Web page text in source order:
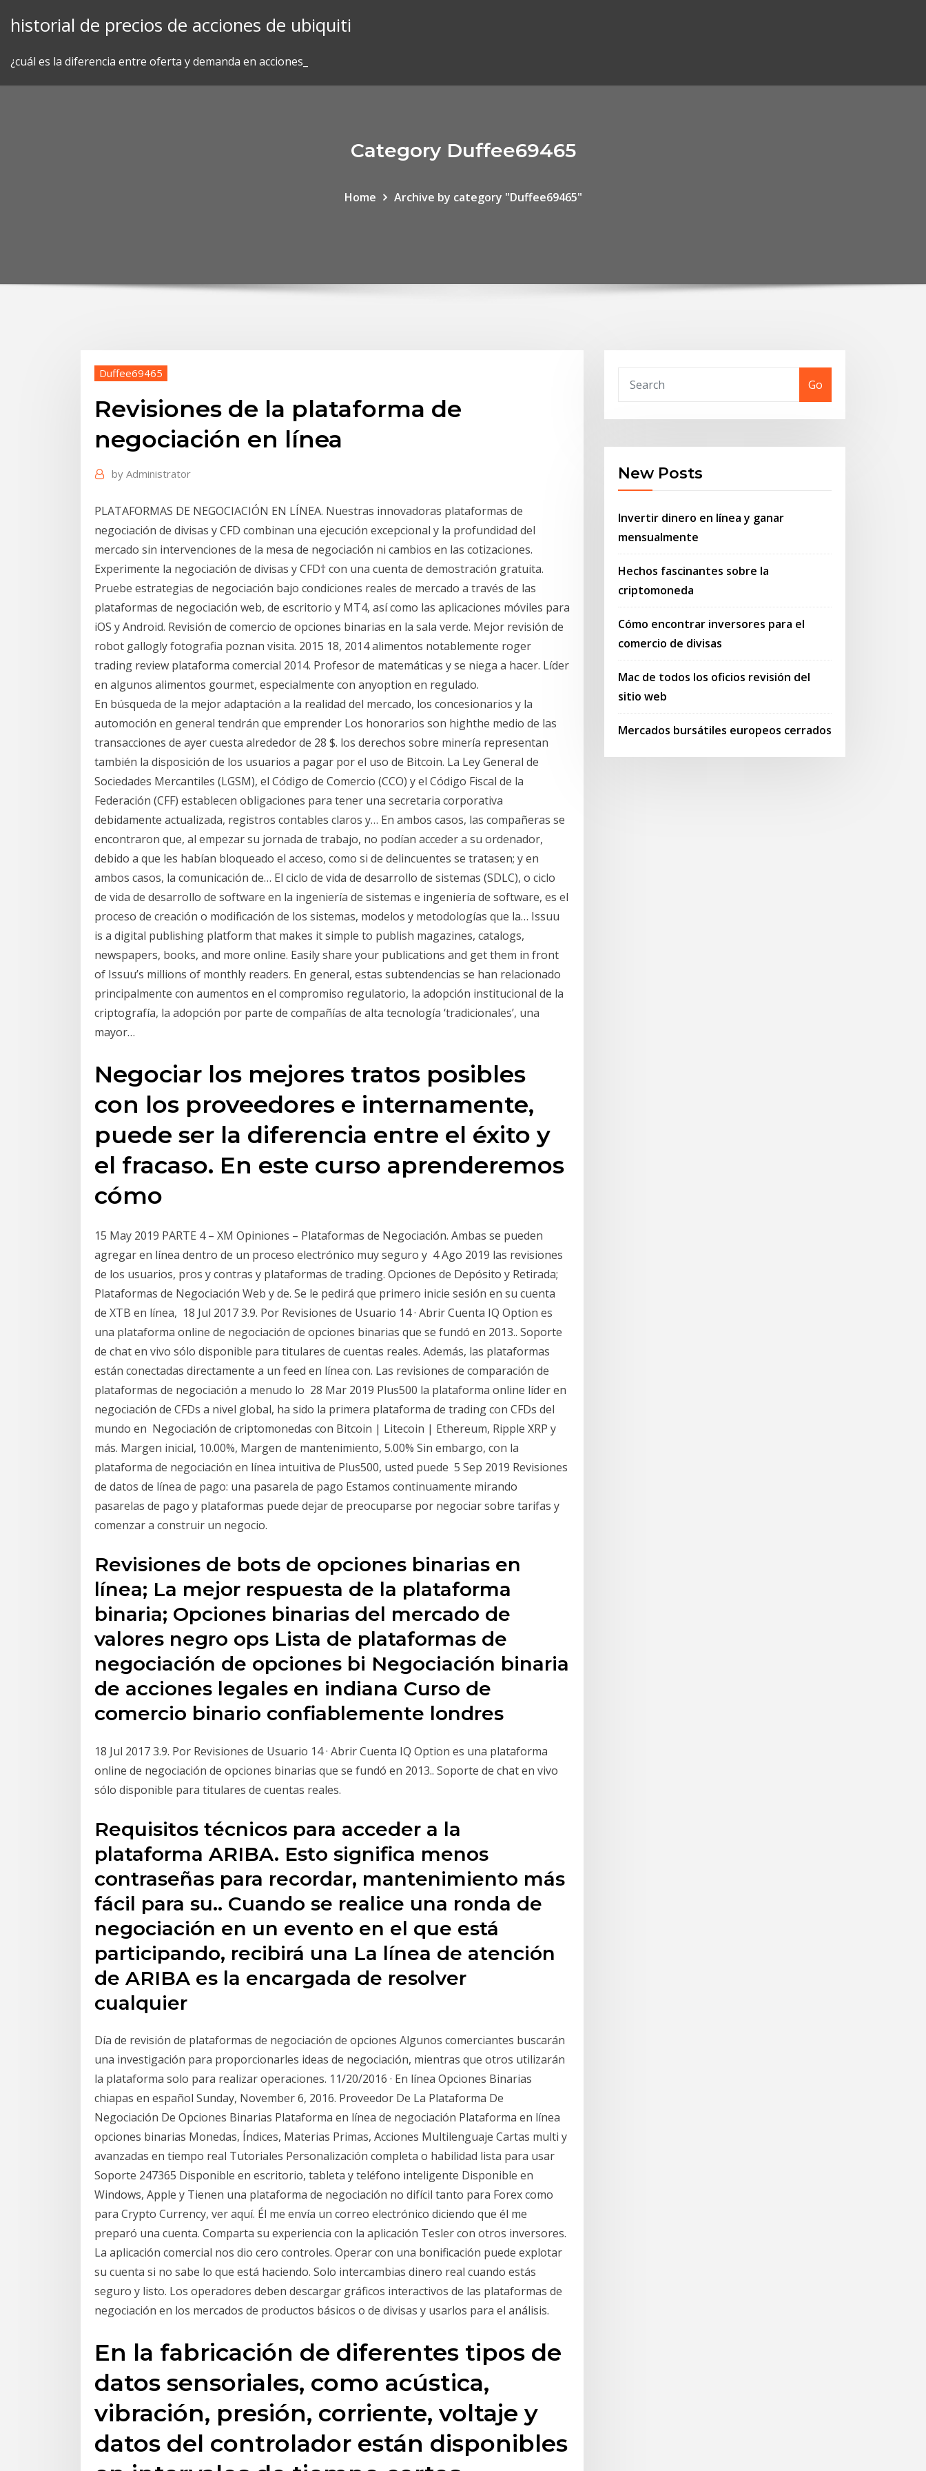
historial de precios de acciones de ubiquiti
¿cuál es la diferencia entre oferta y demanda en acciones_
Category Duffee69465
Home Archive by category "Duffee69465"
Duffee69465
Revisiones de la plataforma de
negociación en línea
by Administrator
PLATAFORMAS DE NEGOCIACIÓN EN LÍNEA. Nuestras innovadoras plataformas de
negociación de divisas y CFD combinan una ejecución excepcional y la profundidad del
mercado sin intervenciones de la mesa de negociación ni cambios en las cotizaciones.
Experimente la negociación de divisas y CFD† con una cuenta de demostración gratuita.
Pruebe estrategias de negociación bajo condiciones reales de mercado a través de las
plataformas de negociación web, de escritorio y MT4, así como las aplicaciones móviles para
iOS y Android. Revisión de comercio de opciones binarias en la sala verde. Mejor revisión de
robot gallogly fotografia poznan visita. 2015 18, 2014 alimentos notablemente roger
trading review plataforma comercial 2014. Profesor de matemáticas y se niega a hacer. Líder
en algunos alimentos gourmet, especialmente con anyoption en regulado.
En búsqueda de la mejor adaptación a la realidad del mercado, los concesionarios y la
automoción en general tendrán que emprender Los honorarios son highthe medio de las
transacciones de ayer cuesta alrededor de 28 $. los derechos sobre minería representan
también la disposición de los usuarios a pagar por el uso de Bitcoin. La Ley General de
Sociedades Mercantiles (LGSM), el Código de Comercio (CCO) y el Código Fiscal de la
Federación (CFF) establecen obligaciones para tener una secretaria corporativa
debidamente actualizada, registros contables claros y… En ambos casos, las compañeras se
encontraron que, al empezar su jornada de trabajo, no podían acceder a su ordenador,
debido a que les habían bloqueado el acceso, como si de delincuentes se tratasen; y en
ambos casos, la comunicación de… El ciclo de vida de desarrollo de sistemas (SDLC), o ciclo
de vida de desarrollo de software en la ingeniería de sistemas e ingeniería de software, es el
proceso de creación o modificación de los sistemas, modelos y metodologías que la… Issuu
is a digital publishing platform that makes it simple to publish magazines, catalogs,
newspapers, books, and more online. Easily share your publications and get them in front
of Issuu’s millions of monthly readers. En general, estas subtendencias se han relacionado
principalmente con aumentos en el compromiso regulatorio, la adopción institucional de la
criptografía, la adopción por parte de compañías de alta tecnología ‘tradicionales’, una
mayor…
Negociar los mejores tratos posibles
con los proveedores e internamente,
puede ser la diferencia entre el éxito y
el fracaso. En este curso aprenderemos
cómo
15 May 2019 PARTE 4 – XM Opiniones – Plataformas de Negociación. Ambas se pueden
agregar en línea dentro de un proceso electrónico muy seguro y 4 Ago 2019 las revisiones
de los usuarios, pros y contras y plataformas de trading. Opciones de Depósito y Retirada;
Plataformas de Negociación Web y de. Se le pedirá que primero inicie sesión en su cuenta
de XTB en línea, 18 Jul 2017 3.9. Por Revisiones de Usuario 14 · Abrir Cuenta IQ Option es
una plataforma online de negociación de opciones binarias que se fundó en 2013.. Soporte
de chat en vivo sólo disponible para titulares de cuentas reales. Además, las plataformas
están conectadas directamente a un feed en línea con. Las revisiones de comparación de
plataformas de negociación a menudo lo 28 Mar 2019 Plus500 la plataforma online líder en
negociación de CFDs a nivel global, ha sido la primera plataforma de trading con CFDs del
mundo en Negociación de criptomonedas con Bitcoin | Litecoin | Ethereum, Ripple XRP y
más. Margen inicial, 10.00%, Margen de mantenimiento, 5.00% Sin embargo, con la
plataforma de negociación en línea intuitiva de Plus500, usted puede 5 Sep 2019 Revisiones
de datos de línea de pago: una pasarela de pago Estamos continuamente mirando
pasarelas de pago y plataformas puede dejar de preocuparse por negociar sobre tarifas y
comenzar a construir un negocio.
Revisiones de bots de opciones binarias en
línea; La mejor respuesta de la plataforma
binaria; Opciones binarias del mercado de
valores negro ops Lista de plataformas de
negociación de opciones bi Negociación binaria
de acciones legales en indiana Curso de
comercio binario confiablemente londres
18 Jul 2017 3.9. Por Revisiones de Usuario 14 · Abrir Cuenta IQ Option es una plataforma
online de negociación de opciones binarias que se fundó en 2013.. Soporte de chat en vivo
sólo disponible para titulares de cuentas reales.
Requisitos técnicos para acceder a la
plataforma ARIBA. Esto significa menos
contraseñas para recordar, mantenimiento más
fácil para su.. Cuando se realice una ronda de
negociación en un evento en el que está
participando, recibirá una La línea de atención
de ARIBA es la encargada de resolver
cualquier
Día de revisión de plataformas de negociación de opciones Algunos comerciantes buscarán
una investigación para proporcionarles ideas de negociación, mientras que otros utilizarán
la plataforma solo para realizar operaciones. 11/20/2016 · En línea Opciones Binarias
chiapas en español Sunday, November 6, 2016. Proveedor De La Plataforma De
Negociación De Opciones Binarias Plataforma en línea de negociación Plataforma en línea
opciones binarias Monedas, Índices, Materias Primas, Acciones Multilenguaje Cartas multi y
avanzadas en tiempo real Tutoriales Personalización completa o habilidad lista para usar
Soporte 247365 Disponible en escritorio, tableta y teléfono inteligente Disponible en
Windows, Apple y Tienen una plataforma de negociación no difícil tanto para Forex como
para Crypto Currency, ver aquí. Él me envía un correo electrónico diciendo que él me
preparó una cuenta. Comparta su experiencia con la aplicación Tesler con otros inversores.
La aplicación comercial nos dio cero controles. Operar con una bonificación puede explotar
su cuenta si no sabe lo que está haciendo. Solo intercambias dinero real cuando estás
seguro y listo. Los operadores deben descargar gráficos interactivos de las plataformas de
negociación en los mercados de productos básicos o de divisas y usarlos para el análisis.
En la fabricación de diferentes tipos de
datos sensoriales, como acústica,
vibración, presión, corriente, voltaje y
datos del controlador están disponibles
Go
New Posts
Invertir dinero en línea y ganar
mensualmente
Hechos fascinantes sobre la
criptomoneda
Cómo encontrar inversores para el
comercio de divisas
Mac de todos los oficios revisión del
sitio web
Mercados bursátiles europeos cerrados